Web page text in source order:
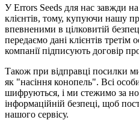
У Errors Seeds для нас завжди
клієнтів, тому, купуючи нашу
впевненими в цілковитій
передаємо дані клієнтів третім
компанії підписують договір
Також при відправці посилки
як "насіння конопель". Всі
шифруються, і ми стежимо за
інформаційній безпеці, щоб
нашого сервісу.